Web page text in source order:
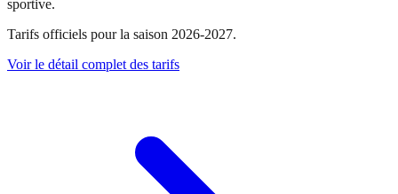
sportive.
Tarifs officiels pour la saison 2026-2027.
Voir le détail complet des tarifs